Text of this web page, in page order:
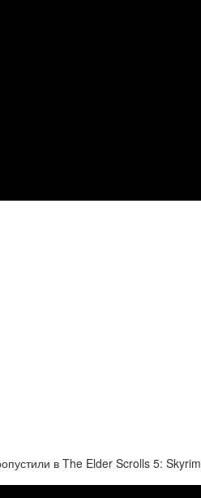
в The Elder Scrolls 5: Skyrim